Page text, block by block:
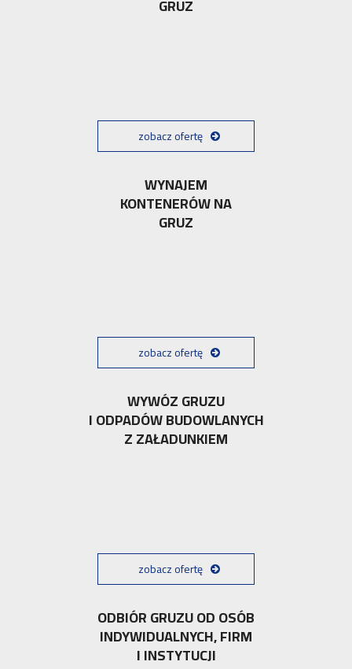
GRUZ
zobacz ofertę
WYNAJEM
KONTENERÓW NA
GRUZ
zobacz ofertę
WYWÓZ GRUZU
I ODPADÓW BUDOWLANYCH
Z ZAŁADUNKIEM
zobacz ofertę
ODBIÓR GRUZU OD OSÓB
INDYWIDUALNYCH, FIRM
I INSTYTUCJI